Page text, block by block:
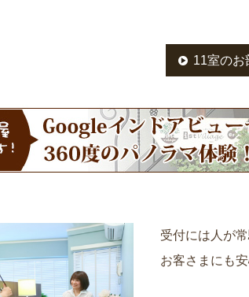
11室のお
受付には人が
お客さまにも